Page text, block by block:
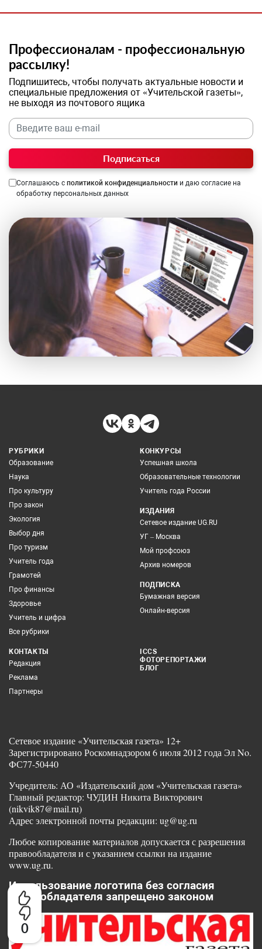
0
Профессионалам - профессиональную
рассылку!
Подпишитесь, чтобы получать актуальные новости и
специальные предложения от «Учительской газеты»,
не выходя из почтового ящика
Подписаться
Соглашаюсь с политикой конфиденциальности и даю согласие на
обработку персональных данных
РУБРИКИ
Образование
Наука
Про культуру
Про закон
Экология
Выбор дня
Про туризм
Учитель года
Грамотей
Про финансы
Здоровье
Учитель и цифра
Все рубрики
КОНКУРСЫ
Успешная школа
Образовательные технологии
Учитель года России
ИЗДАНИЯ
Сетевое издание UG.RU
УГ – Москва
Мой профсоюз
Архив номеров
ПОДПИСКА
Бумажная версия
Онлайн-версия
КОНТАКТЫ
Редакция
Реклама
Партнеры
ICCS
ФОТОРЕПОРТАЖИ
БЛОГ
Сетевое издание «Учительская газета» 12+
Зарегистрировано Роскомнадзором 6 июля 2012 года Эл No.
ФС77-50440
Учредитель: АО «Издательский дом «Учительская газета»
Главный редактор: ЧУДИН Никита Викторович
(nikvik87@mail.ru)
Адрес электронной почты редакции: ug@ug.ru
Любое копирование материалов допускается с разрешения
правообладателя и с указанием ссылки на издание
www.ug.ru.
Использование логотипа без согласия
правообладателя запрещено законом